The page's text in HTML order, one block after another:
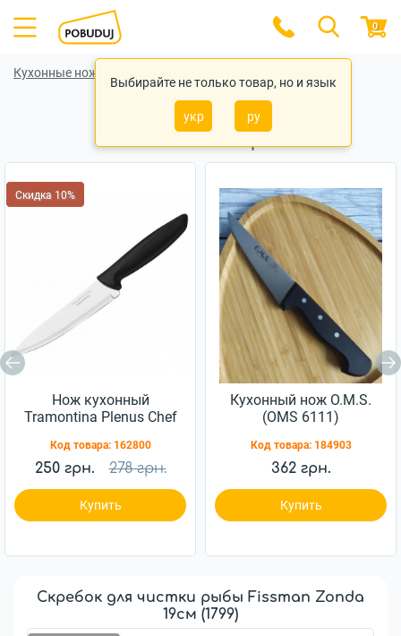
Выбирайте не только товар, но и язык
укр ру
0
Кухонные ножи
Похожие товары
Скидка 10%
Нож кухонный
Tramontina Plenus Chef
Код товара: 162800
250 грн. 278 грн.
Купить
Кухонный нож O.M.S.
(OMS 6111)
Код товара: 184903
362 грн.
Купить
Скребок для чистки рыбы Fissman Zonda
19см (1799)